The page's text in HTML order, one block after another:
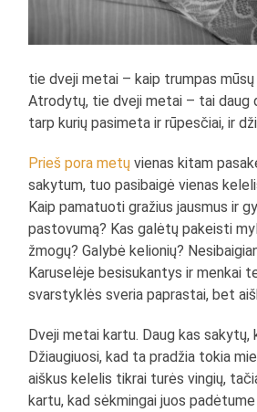
tie dveji metai – kaip trumpas
Atrodytų, tie dveji metai – tai daug
tarp kurių pasimeta ir rūpesčiai, ir
Prieš pora metų vienas kitam
sakytum, tuo pasibaigė vienas
Kaip pamatuoti gražius jausmus ir
pastovumą? Kas galėtų pakeisti
žmogų? Galybė kelionių?
Karuselėje besisukantys ir menkai
svarstyklės sveria paprastai, bet
Dveji metai kartu. Daug kas sakytų,
Džiaugiuosi, kad ta pradžia tokia
aiškus kelelis tikrai turės vingių,
kartu, kad sėkmingai juos